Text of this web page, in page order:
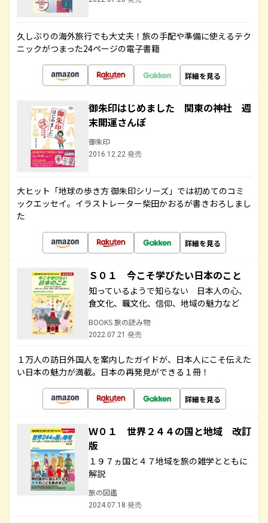
久しぶりの海外旅行でも大丈夫！旅の手配や準備に使えるテク
ニックがつまった24ページの電子書籍
詳細を見る
御朱印はじめました 関東の神社 週
末開運さんぽ
御朱印
2016.12.22 発売
大ヒット「地球の歩き方 御朱印シリーズ」では初めてのコミ
ックエッセイ。イラストレーター柴田かおるが書きおろしまし
た
詳細を見る
Ｓ０１ 今こそ学びたい日本のこと
知っているようで知らない 日本人の心、
食文化、職文化、信仰、地域の魅力など
BOOKS 旅の読み物
2022.07.21 発売
１万人の訪日外国人を案内したガイドが、日本人にこそ伝えた
い日本の魅力が満載。日本の再発見ができる１冊！
詳細を見る
Ｗ０１ 世界２４４の国と地域 改訂
版
１９７ヵ国と４７地域を旅の雑学とともに
解説
旅の図鑑
2024.07.18 発売